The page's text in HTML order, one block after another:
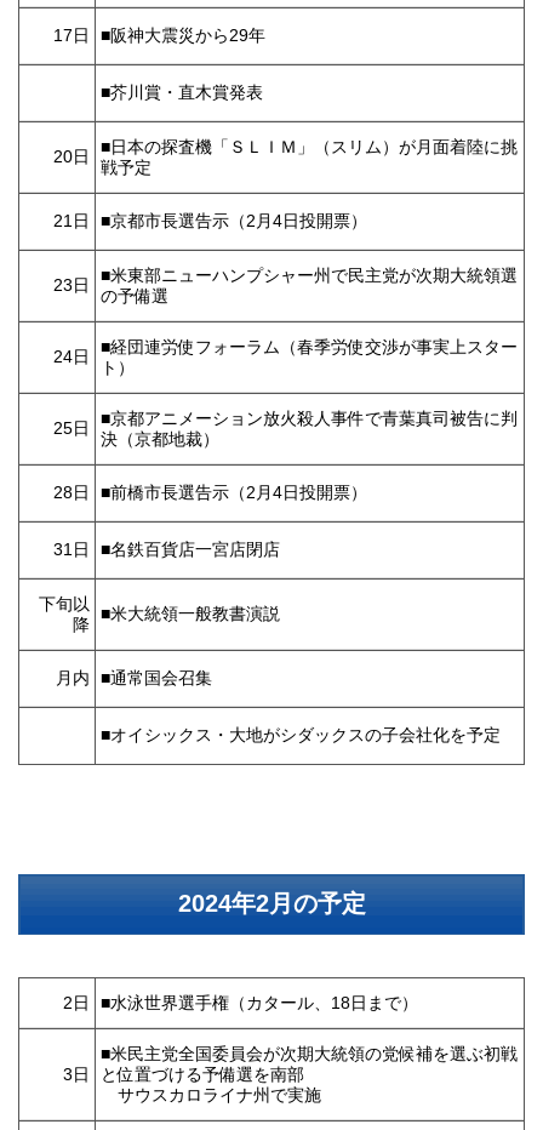
17日 ■阪神大震災から29年
■芥川賞・直木賞発表
20日
■日本の探査機「ＳＬＩＭ」（スリム）が月面着陸に挑
戦予定
21日 ■京都市長選告示（2月4日投開票）
23日
■米東部ニューハンプシャー州で民主党が次期大統領選
の予備選
24日
■経団連労使フォーラム（春季労使交渉が事実上スター
ト）
25日
■京都アニメーション放火殺人事件で青葉真司被告に判
決（京都地裁）
28日 ■前橋市長選告示（2月4日投開票）
31日 ■名鉄百貨店一宮店閉店
下旬以
降
■米大統領一般教書演説
月内 ■通常国会召集
■オイシックス・大地がシダックスの子会社化を予定
2024年2月の予定
2日 ■水泳世界選手権（カタール、18日まで）
3日
■米民主党全国委員会が次期大統領の党候補を選ぶ初戦
と位置づける予備選を南部
サウスカロライナ州で実施